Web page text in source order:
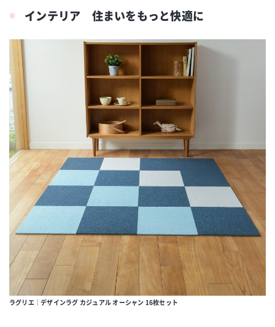
インテリア 住まいをもっと快適に
ラグリエ｜デザインラグ カジュアル オーシャン 16枚セット